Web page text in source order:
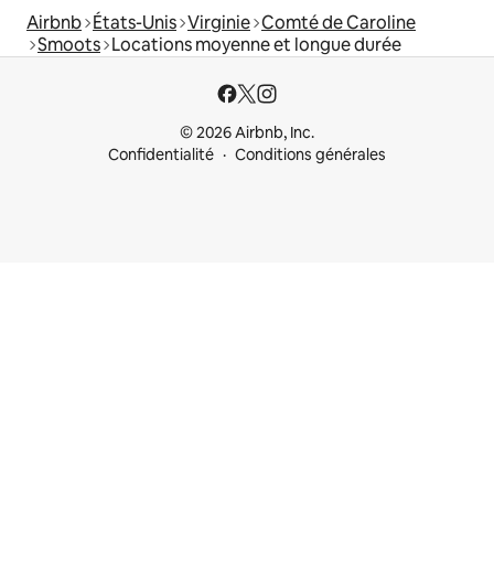
Airbnb États-Unis Virginie Comté de Caroline
Smoots Locations moyenne et longue durée
© 2026 Airbnb, Inc.
Confidentialité
Conditions générales